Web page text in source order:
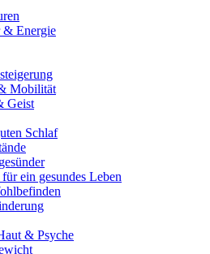
& Energie
Mobilität
Geist
Schlaf
ein gesundes Leben
& Psyche